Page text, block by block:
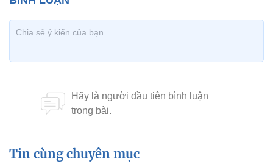
Tin cùng chuyên mục